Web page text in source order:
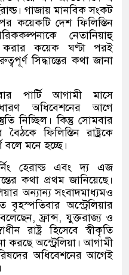
গাজায় মানবিক সংকট
কয়েকটি দেশ ফিলিস্তিন
নেতানিয়াহু
করার কয়েক ঘণ্টা পরই
সিদ্ধান্তের কথা জানা
পার্টি আগামী মাসে
অধিবেশনের আগে
নিচ্ছিল। কিন্তু সোমবার
ফিলিস্তিন রাষ্ট্রকে
বলে মনে হচ্ছে।
হেরাল্ড এবং দ্য এজ
কথা প্রথম জানিয়েছে।
অন্যান্য সংবাদমাধ্যমও
অস্ট্রেলিয়ার
বলেছেন, ফ্রান্স, যুক্তরাজ্য ও
রাষ্ট্র হিসেবে স্বীকৃতি
করছে অস্ট্রেলিয়া। আগামী
অধিবেশনের আগেই